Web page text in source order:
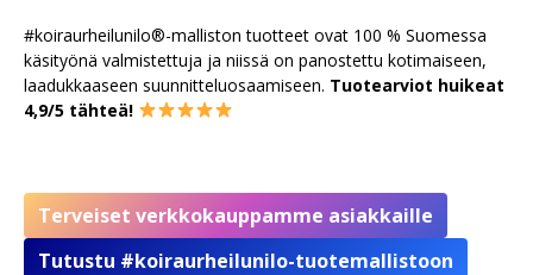
#koiraurheilunilo®-malliston tuotteet ovat 100 % Suomessa
käsityönä valmistettuja ja niissä on panostettu kotimaiseen,
laadukkaaseen suunnitteluosaamiseen. Tuotearviot huikeat
4,9/5 tähteä!
Terveiset verkkokauppamme asiakkaille
Tutustu #koiraurheilunilo-tuotemallistoon